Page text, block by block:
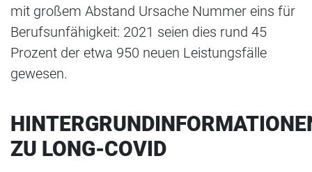
mit großem Abstand Ursache Nummer eins für
Berufsunfähigkeit: 2021 seien dies rund 45
Prozent der etwa 950 neuen Leistungsfälle
gewesen.
ZU LONG-COVID